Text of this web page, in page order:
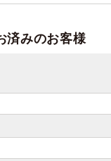
済みのお客様